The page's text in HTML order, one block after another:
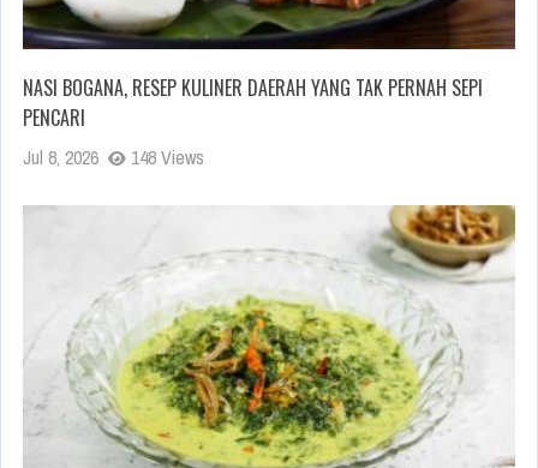
NASI BOGANA, RESEP KULINER DAERAH YANG TAK PERNAH SEPI
PENCARI
Jul 8, 2026 148 Views